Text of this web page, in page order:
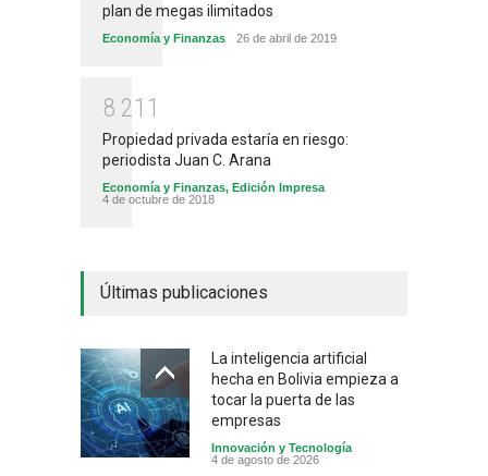
plan de megas ilimitados
Economía y Finanzas 26 de abril de 2019
8 21 1
Propiedad privada estaría en riesgo:
periodista Juan C. Arana
Economía y Finanzas, Edición Impresa
4 de octubre de 2018
Últimas publicaciones
La inteligencia artificial
hecha en Bolivia empieza a
tocar la puerta de las
empresas
Innovación y Tecnología
4 de agosto de 2026